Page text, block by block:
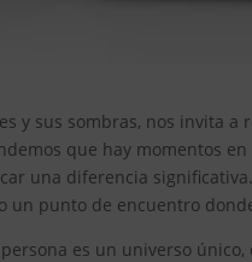
y sus sombras, nos invita
que hay momentos
una diferencia
un punto de encuentro
es un universo